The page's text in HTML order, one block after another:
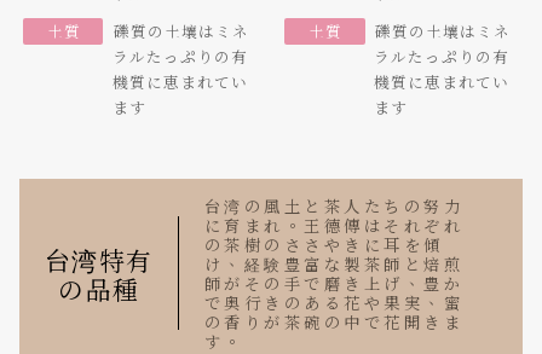
土質
礫質の土壤はミネ
ラルたっぷりの有
機質に恵まれてい
ます
土質
礫質の土壤はミネ
ラルたっぷりの有
機質に恵まれてい
ます
台湾特有
の品種
台湾の風土と茶人たちの努力
に育まれ。王德傳はそれぞれ
の茶樹のささやきに耳を傾
け、経験豊富な製茶師と焙煎
師がその手で磨き上げ、豊か
で奥行きのある花や果実、蜜
の香りが茶碗の中で花開きま
す。